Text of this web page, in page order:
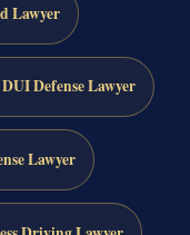
Lawyer
DUI Defense Lawyer
Lawyer